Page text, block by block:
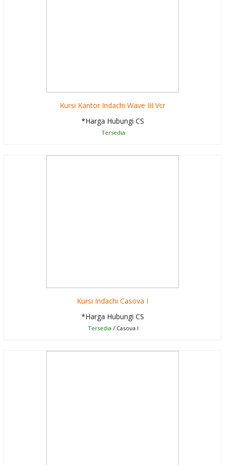
Kursi Kantor Indachi Wave III Vcr
*Harga Hubungi CS
Tersedia
Kursi Indachi Casova I
*Harga Hubungi CS
Tersedia / Casova I